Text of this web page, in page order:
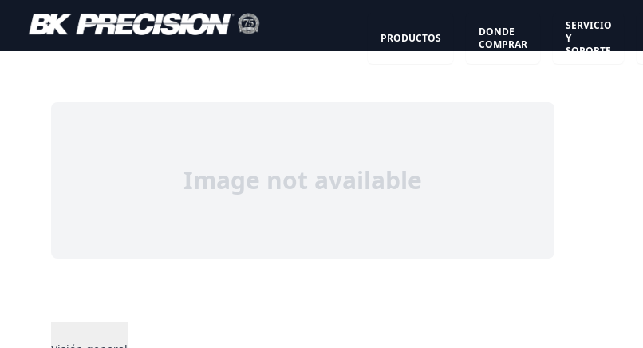
PRODUCTOS
DONDE
COMPRAR
SERVICIO
Y
SOPORTE
Image not available